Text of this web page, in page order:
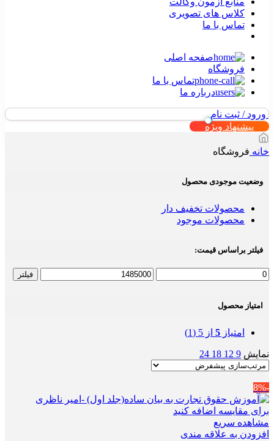
کلاس های تصویری
تماس با ما
صفحه اصلی
فروشگاه
تماس با ما
درباره ما
ورود / ثبت نام
پیشنهاد ویژه
خانه فروشگاه
وضعیت موجودی محصول
محصولات تخفیف دار
محصولات موجود
فیلتر براساس قیمت:
حداقل
حداکثر
فیلتر
امتیاز محصول
امتیاز 5 از 5 (1)
نمایش 9
12
18
24
-8%
برای مقایسه اضافه کنید
مشاهده سریع
افزودن به علاقه مندی